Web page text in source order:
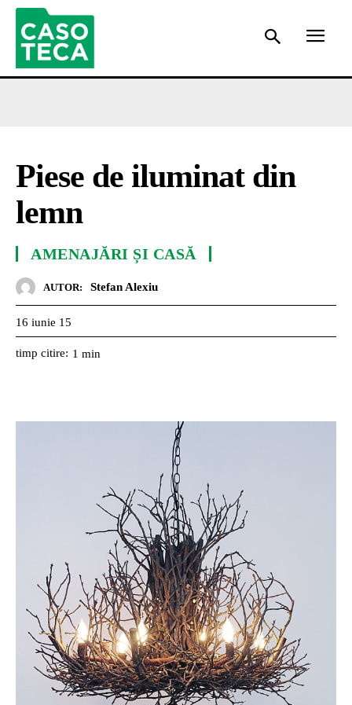
Piese de iluminat din
lemn
AMENAJĂRI ȘI CASĂ
AUTOR: Stefan Alexiu
16 iunie 15
timp citire: 1 min